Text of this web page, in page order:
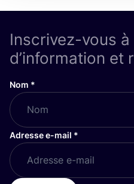
Inscrivez-vous
d’information et
Nom *
Adresse e-mail *